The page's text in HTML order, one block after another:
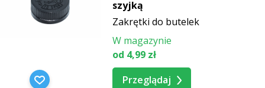
szyjką
Zakrętki do butelek
W magazynie
od 4,99 zł
Przeglądaj